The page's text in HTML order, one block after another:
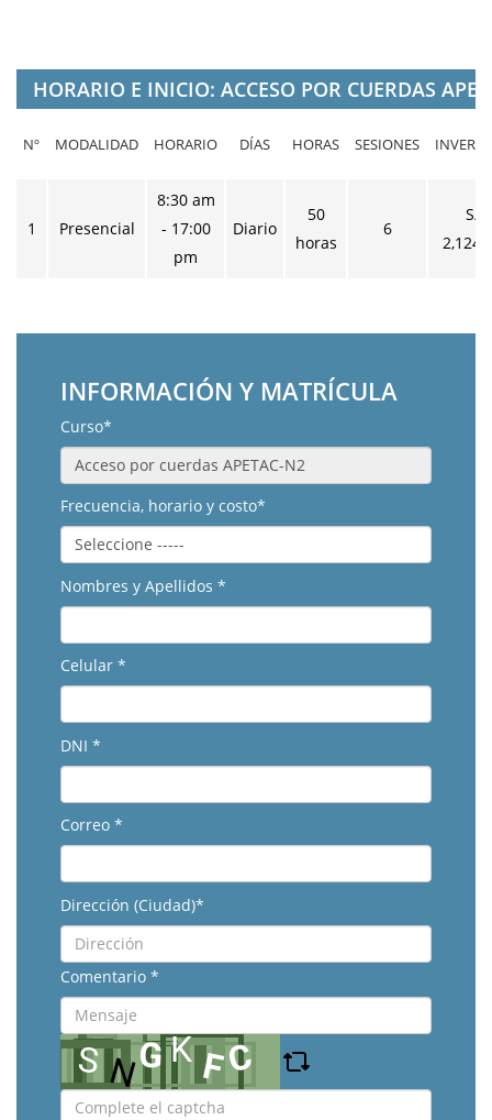
HORARIO E INICIO: ACCESO POR CUERDAS
Nº MODALIDAD HORARIO DÍAS HORAS SESIONES
1 Presencial
8:30 am
- 17:00
pm
Diario
50
horas
6
S/
INFORMACIÓN Y MATRÍCULA
Curso*
Frecuencia, horario y costo*
Nombres y Apellidos *
Celular *
DNI *
Correo *
Dirección (Ciudad)*
Comentario *